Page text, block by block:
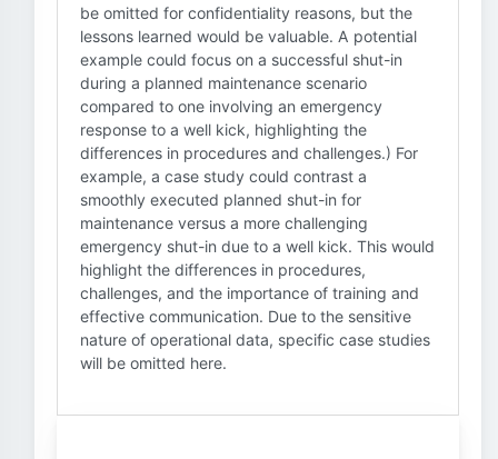
be omitted for confidentiality reasons, but the
lessons learned would be valuable. A potential
example could focus on a successful shut-in
during a planned maintenance scenario
compared to one involving an emergency
response to a well kick, highlighting the
differences in procedures and challenges.) For
example, a case study could contrast a
smoothly executed planned shut-in for
maintenance versus a more challenging
emergency shut-in due to a well kick. This would
highlight the differences in procedures,
challenges, and the importance of training and
effective communication. Due to the sensitive
nature of operational data, specific case studies
will be omitted here.